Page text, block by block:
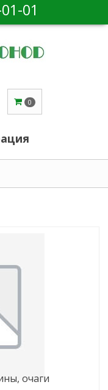
01
0
очаги